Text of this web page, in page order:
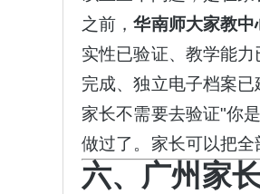
之前，华南师大家教中
实性已验证、教学能
完成、独立电子档案已
家长不需要去验证"你
做过了。家长可以把
六、广州家